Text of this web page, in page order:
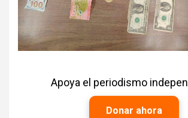
Apoya el periodismo
Donar ahora